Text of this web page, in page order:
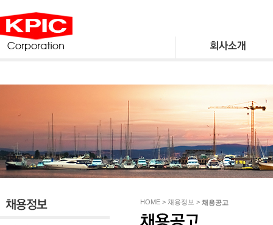
HOME > 채용정보 > 채용공고